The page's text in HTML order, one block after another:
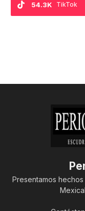
TikTok
54.3K
Presentamos